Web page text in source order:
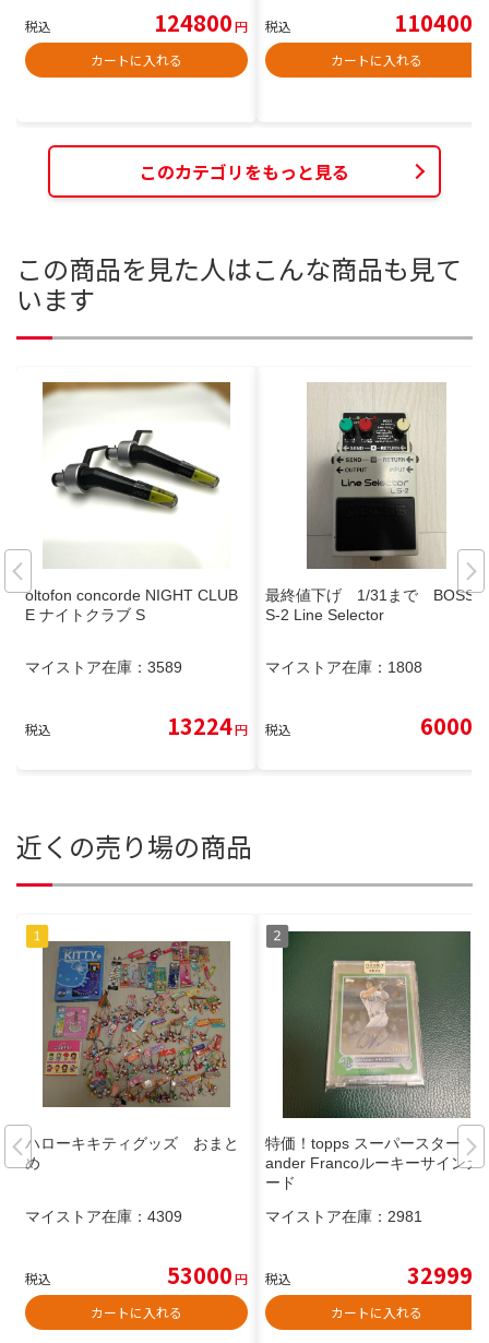
税込 124800円
カートに入れる
税込 110400
カートに入れる
このカテゴリをもっと見る
この商品を見た人はこんな商品も見て
います
oltofon concorde NIGHT CLUB
E ナイトクラブ S
マイストア在庫： 3589
税込 13224円
最終値下げ 1/31まで BOSS L
S-2 Line Selector
マイストア在庫： 1808
税込 6000
近くの売り場の商品
ハローキキティグッズ おまと
め
マイストア在庫： 4309
税込 53000円
カートに入れる
特価！topps スーパースター w
ander Francoルーキーサインカ
ード
マイストア在庫： 2981
税込 32999
カートに入れる